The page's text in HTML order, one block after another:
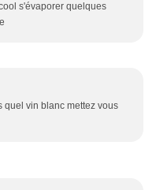
s'évaporer quelques
quel vin blanc mettez vous